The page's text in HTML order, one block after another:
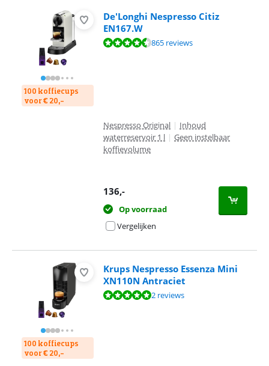
100 koffiecups
voor € 20,-
De'Longhi Nespresso Citiz
EN167.W
Beoordeling is 8,8 van de 10, gebaseerd op 865 reviews.
865 reviews
Nespresso Original | Inhoud
waterreservoir 1 l | Geen instelbaar
koffievolume
136,-
Op voorraad
Vergelijken
100 koffiecups
voor € 20,-
Krups Nespresso Essenza Mini
XN110N Antraciet
Beoordeling is 9,8 van de 10, gebaseerd op 2 reviews.
2 reviews